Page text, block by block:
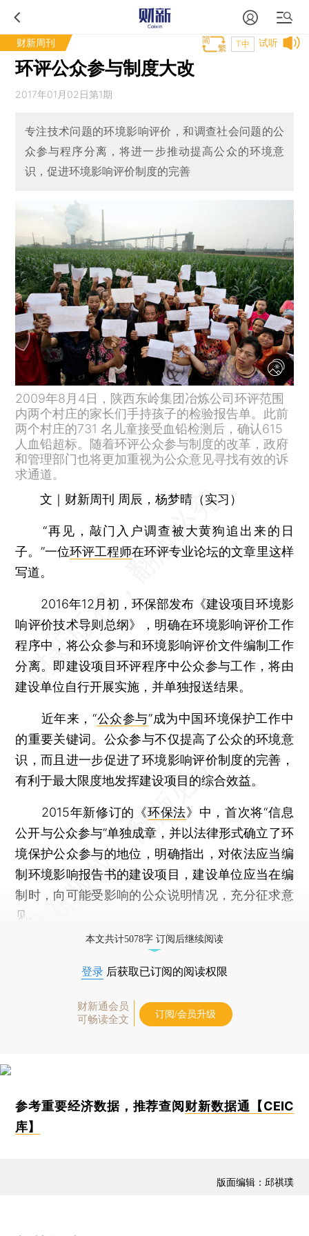
财新周刊 试听
T中
环评公众参与制度大改
2017年01月02日第1期
专注技术问题的环境影响评价，和调查社会问题的公
众参与程序分离，将进一步推动提高公众的环境意
识，促进环境影响评价制度的完善
2009年8月4日，陕西东岭集团冶炼公司环评范围
内两个村庄的家长们手持孩子的检验报告单。此前
两个村庄的731 名儿童接受血铅检测后，确认615
人血铅超标。随着环评公众参与制度的改革，政府
和管理部门也将更加重视为公众意见寻找有效的诉
求通道。
文｜财新周刊 周辰，杨梦晴（实习）
“再见，敲门入户调查被大黄狗追出来的日
子。”一位环评工程师在环评专业论坛的文章里这样
写道。
2016年12月初，环保部发布《建设项目环境影
响评价技术导则总纲》，明确在环境影响评价工作
程序中，将公众参与和环境影响评价文件编制工作
分离。即建设项目环评程序中公众参与工作，将由
建设单位自行开展实施，并单独报送结果。
近年来，“公众参与”成为中国环境保护工作中
的重要关键词。公众参与不仅提高了公众的环境意
识，而且进一步促进了环境影响评价制度的完善，
有利于最大限度地发挥建设项目的综合效益。
2015年新修订的《环保法》中，首次将“信息
公开与公众参与”单独成章，并以法律形式确立了环
境保护公众参与的地位，明确指出，对依法应当编
制环境影响报告书的建设项目，建设单位应当在编
制时，向可能受影响的公众说明情况，充分征求意
见。
本文共计5078字 订阅后继续阅读
登录 后获取已订阅的阅读权限
财新通会员
可畅读全文
订阅/会员升级
参考重要经济数据，推荐查阅 财新数据通【CEIC
库】
版面编辑：邱祺璞